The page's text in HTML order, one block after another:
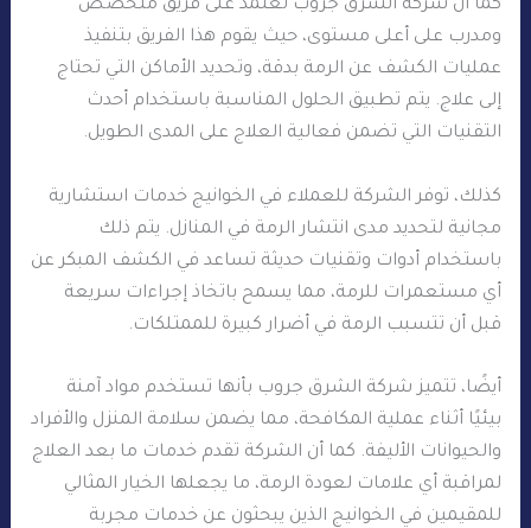
كما أن شركة الشرق جروب تعتمد على فريق متخصص
ومدرب على أعلى مستوى، حيث يقوم هذا الفريق بتنفيذ
عمليات الكشف عن الرمة بدقة، وتحديد الأماكن التي تحتاج
إلى علاج. يتم تطبيق الحلول المناسبة باستخدام أحدث
التقنيات التي تضمن فعالية العلاج على المدى الطويل.
كذلك، توفر الشركة للعملاء في الخوانيج خدمات استشارية
مجانية لتحديد مدى انتشار الرمة في المنازل. يتم ذلك
باستخدام أدوات وتقنيات حديثة تساعد في الكشف المبكر عن
أي مستعمرات للرمة، مما يسمح باتخاذ إجراءات سريعة
قبل أن تتسبب الرمة في أضرار كبيرة للممتلكات.
أيضًا، تتميز شركة الشرق جروب بأنها تستخدم مواد آمنة
بيئيًا أثناء عملية المكافحة، مما يضمن سلامة المنزل والأفراد
والحيوانات الأليفة. كما أن الشركة تقدم خدمات ما بعد العلاج
لمراقبة أي علامات لعودة الرمة، ما يجعلها الخيار المثالي
للمقيمين في الخوانيج الذين يبحثون عن خدمات مجربة